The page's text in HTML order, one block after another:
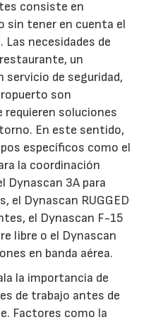
consiste en
sin tener en cuenta el
necesidades de
un
de seguridad,
son
requieren soluciones
En este sentido,
específicos como el
la coordinación
Dynascan 3A para
el Dynascan RUGGED
el Dynascan F-15
libre o el Dynascan
en banda aérea.
la importancia de
de trabajo antes de
Factores como la